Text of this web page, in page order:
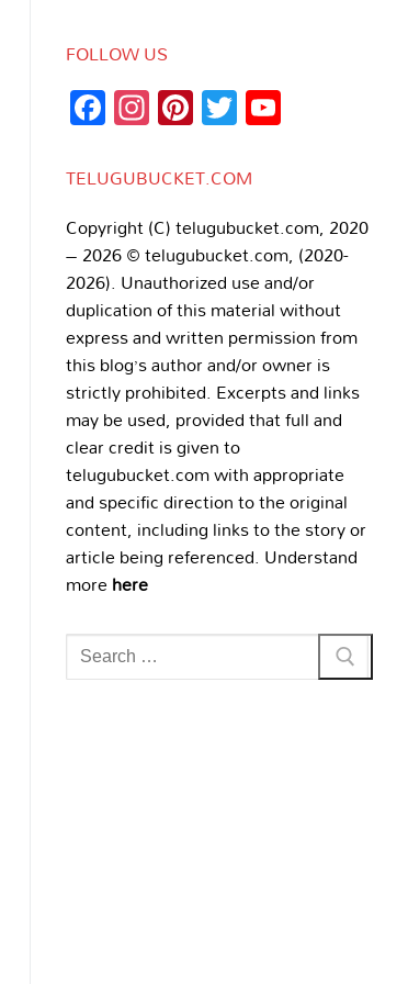
FOLLOW US
Facebook
Instagram
Pinterest
Twitter
TELUGUBUCKET.COM
Copyright (C) telugubucket.com, 2020
– 2026 © telugubucket.com, (2020-
2026). Unauthorized use and/or
duplication of this material without
express and written permission from
this blog’s author and/or owner is
strictly prohibited. Excerpts and links
may be used, provided that full and
clear credit is given to
telugubucket.com with appropriate
and specific direction to the original
content, including links to the story or
article being referenced. Understand
morehere
Search
for: